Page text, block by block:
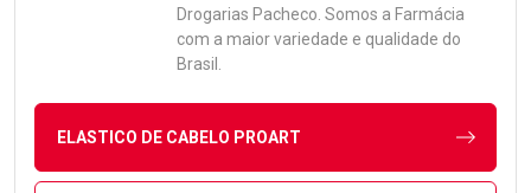
Drogarias Pacheco. Somos a Farmácia
com a maior variedade e qualidade do
Brasil.
ELASTICO DE CABELO PROART